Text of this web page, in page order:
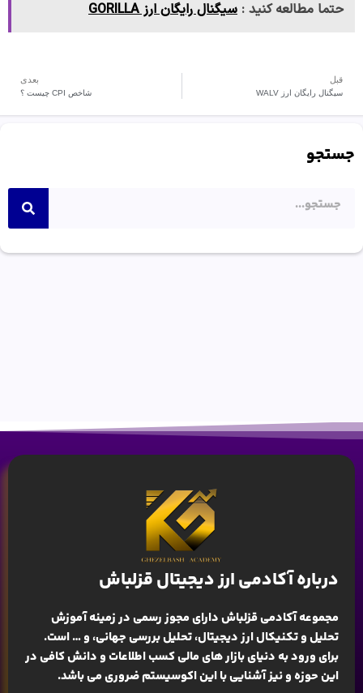
حتما مطالعه کنید : سیگنال رایگان ارز GORILLA
قبل
سیگنال رایگان ارز WALV
بعدی
شاخص CPI چیست ؟
جستجو
درباره آکادمی ارز دیجیتال قزلباش
مجموعه آکادمی قزلباش دارای مجوز رسمی در زمینهآموزش
تحلیل و تکنیکال ارز دیجیتال، تحلیل بررسی جهانی، و … است.
برای ورود به دنیای بازار های مالی کسب اطلاعات و دانش کافی در
این حوزه و نیز آشنایی با این اکوسیستم ضروری می باشد.